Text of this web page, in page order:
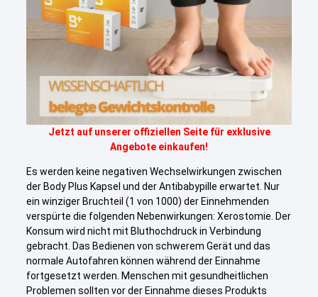
Jetzt auf unserer offiziellen Seite für exklusive
Angebote einkaufen!
Es werden keine negativen Wechselwirkungen zwischen
der Body Plus Kapsel und der Antibabypille erwartet. Nur
ein winziger Bruchteil (1 von 1000) der Einnehmenden
verspürte die folgenden Nebenwirkungen: Xerostomie. Der
Konsum wird nicht mit Bluthochdruck in Verbindung
gebracht. Das Bedienen von schwerem Gerät und das
normale Autofahren können während der Einnahme
fortgesetzt werden. Menschen mit gesundheitlichen
Problemen sollten vor der Einnahme dieses Produkts